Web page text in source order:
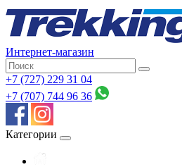
Интернет-магазин
+7 (727) 229 31 04
+7 (707) 744 96 36
Категории